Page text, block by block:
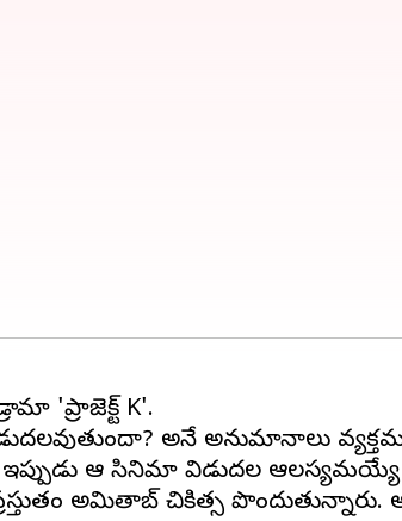
'ప్రాజెక్ట్ K'.
అనే అనుమానాలు
ఆ సినిమా విడుదల
అమితాబ్ చికిత్స